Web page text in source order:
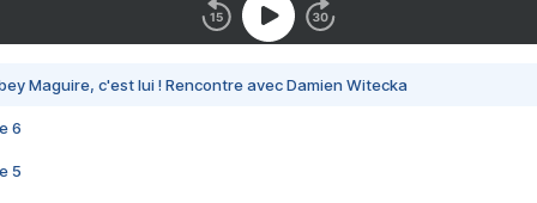
Maguire, c'est lui ! Rencontre avec Damien Witecka
6
5